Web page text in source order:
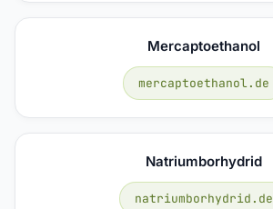
Mercaptoethanol
mercaptoethanol.de
Natriumborhydrid
natriumborhydrid.de